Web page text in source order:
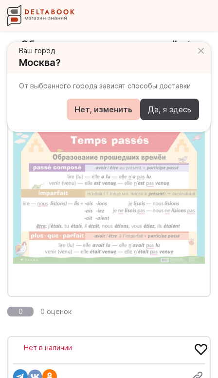
Ваш город
Москва?
От выбранного города зависят способы доставки
Нет, изменить Да, я здесь
Образование прошедших времён +
Глаголы, спрягающиеся с"etre" /
язык)
0 0 оценок
Нет в наличии